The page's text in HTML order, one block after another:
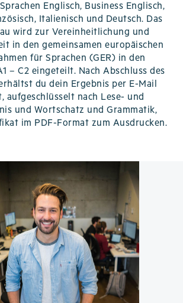
Englisch, Business Englisch,
Italienisch und Deutsch. Das
wird zur Vereinheitlichung und
in den gemeinsamen europäischen
für Sprachen (GER) in den
– C2 eingeteilt. Nach Abschluss des
du dein Ergebnis per E-Mail
aufgeschlüsselt nach Lese- und
und Wortschatz und Grammatik,
im PDF-Format zum Ausdrucken.